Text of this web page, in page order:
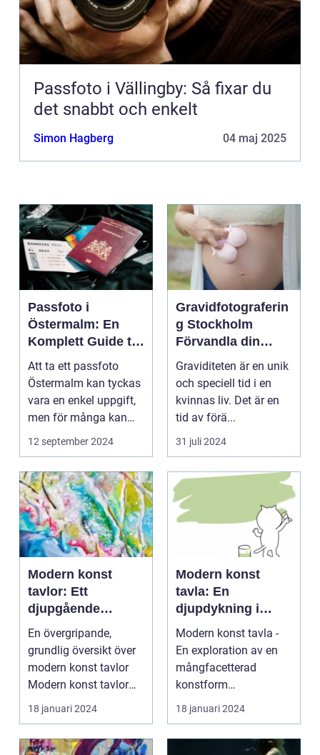
Passfoto i Vällingby: Så fixar du
det snabbt och enkelt
Simon Hagberg 04 maj 2025
Passfoto i
Östermalm: En
Komplett Guide till
Perfekta ID-bilder
Att ta ett passfoto
Östermalm kan tyckas
vara en enkel uppgift,
men för många kan
de...
12 september 2024
Gravidfotograferin
g Stockholm
Förvandla din
graviditet till tidlös
konst
Graviditeten är en unik
och speciell tid i en
kvinnas liv. Det är en
tid av förä...
31 juli 2024
Modern konst
tavlor: Ett
djupgående
porträtt
En övergripande,
grundlig översikt över
modern konst tavlor
Modern konst tavlor
har under de senast...
18 januari 2024
Modern konst
tavla: En
djupdykning i
konstens
mångfacetterade
värld
Modern konst tavla -
En exploration av en
mångfacetterad
konstform
Introduktion: Konsten
har alltid...
18 januari 2024